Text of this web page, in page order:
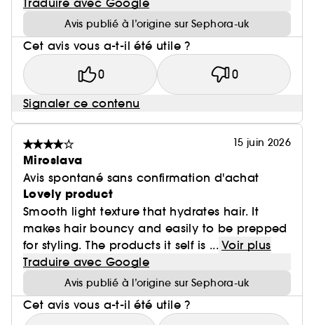
Traduire avec Google
Avis publié à l’origine sur Sephora-uk
Cet avis vous a-t-il été utile ?
0 0
Signaler ce contenu
15 juin 2026
Miroslava
Avis spontané sans confirmation d'achat
Lovely product
Smooth light texture that hydrates hair. It
makes hair bouncy and easily to be prepped
for styling. The products it self is ... Voir plus
Traduire avec Google
Avis publié à l’origine sur Sephora-uk
Cet avis vous a-t-il été utile ?